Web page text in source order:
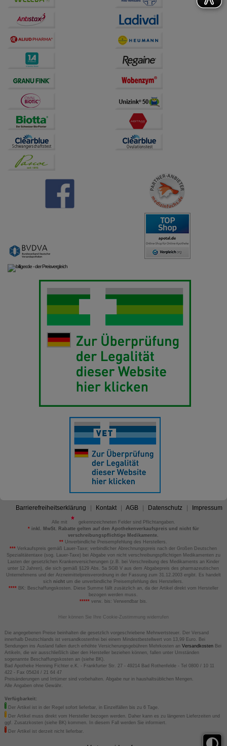
Barrierefreiheitserklärung Kontakt AGB Datenschutz Impressum
Alle mit
gekennzeichneten Felder sind Pflichtangaben.
*inkl. MwSt. Rabatte gelten auf den Apothekenverkaufspreis und nicht für
verschreibungspflichtige Medikamente.
** Unverbindliche Preisempfehlung des Herstellers.
*** Verkaufspreis gemäß Lauer-Taxe; verbindlicher Abrechnungspreis nach der Großen Deutschen
Spezialitätentaxe (sog. Lauer-Taxe) bei Abgabe von nicht verschreibungspflichtigen Medikamenten zu
Lasten der gesetzlichen Krankenversicherungen (z.B. bei Verschreibung des Medikaments an Kinder
unter 12 Jahren), die sich gemäß §129 Abs. 5a SGB V aus dem Abgabepreis des pharmazeutischen
Unternehmens und der Arzneimittelpreisverordnung in der Fassung zum 31.12.2003 ergibt. Es handelt
sich nicht um die unverbindliche Preisempfehlung des Herstellers.
****BK: Beschaffungskosten. Diese Summe fällt zusätzlich an, da der Artikel direkt vom Hersteller
bezogen werden muss.
*****verw. bis: Verwendbar bis.
Hier können Sie Ihre Cookie-Zustimmung widerrufen
Die angegebenen Preise beinhalten die gesetzlich vorgeschriebene Mehrwertsteuer. Der Versand
innerhalb Deutschlands ist versandkostenfrei bei einem Mindestbestellwert von 13,99 Euro. Bei
Sendungen ins Ausland fallen durch erhöhte Versicherungsgebühren Mehrkosten an VersandkostenBei
Artikeln, die wir ausschließlich über den Hersteller beziehen können, fallen unter Umständen
sogenannte Beschaffungskosten an (siehe BK).
Bad Apotheke Henning Fichter e.K. - Frankfurter Str. 27 - 49214 Bad Rothenfelde - Tel 0800 / 10 11
422 - Fax 05424 / 21 64 47
Preisänderungen und Irrtümer sind vorbehalten. Abgabe nur in haushaltsüblichen Mengen.
Alle Angaben ohne Gewähr.
Verfügbarkeit:
Der Artikel ist in der Regel sofort lieferbar, in Einzelfällen bis zu 6 Tage.
Der Artikel muss direkt vom Hersteller bezogen werden. Daher kann es zu längeren Lieferzeiten und
ggf. Zusatzkosten (siehe BK) kommen. In diesem Fall werden Sie informiert.
Der Artikel ist derzeit nicht lieferbar.